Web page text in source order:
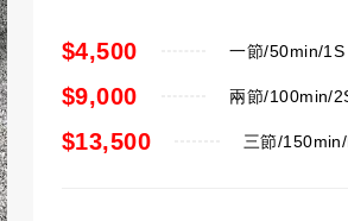
一節/50min/1S
$4,500
兩節/100min/
$9,000
三節/
$13,500